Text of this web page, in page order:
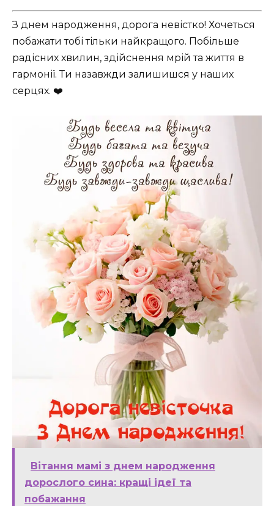
З днем народження, дорога невістко! Хочеться
побажати тобі тільки найкращого. Побільше
радісних хвилин, здійснення мрій та життя в
гармонії. Ти назавжди залишишся у наших
серцях. ❤️
Вітання мамі з днем народження
дорослого сина: кращі ідеї та
побажання